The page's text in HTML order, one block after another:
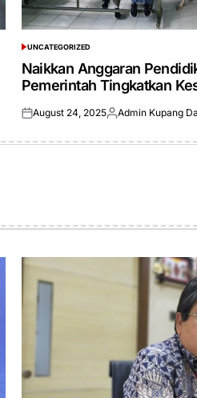
POSTED
IN
UNCATEGORIZED
Naikkan Anggaran
Pemerintah Tingkatkan
Posted
August 24, 2025Posted
Admin Kupang